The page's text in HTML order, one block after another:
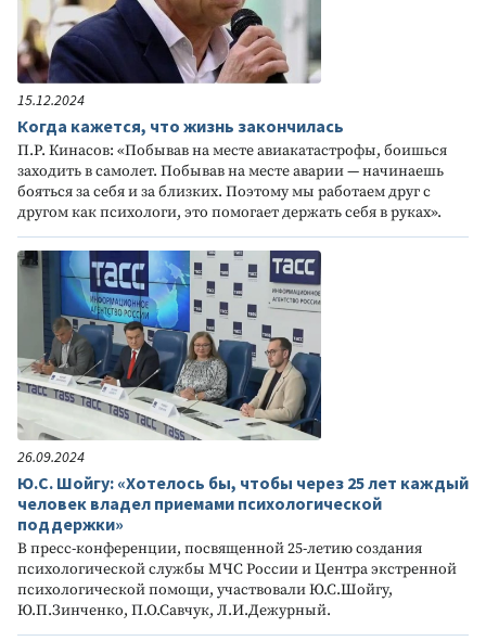
15.12.2024
Когда кажется, что жизнь закончилась
П.Р. Кинасов: «Побывав на месте авиакатастрофы, боишься
заходить в самолет. Побывав на месте аварии — начинаешь
бояться за себя и за близких. Поэтому мы работаем друг с
другом как психологи, это помогает держать себя в руках».
26.09.2024
Ю.С. Шойгу: «Хотелось бы, чтобы через 25 лет каждый
человек владел приемами психологической
поддержки»
В пресс-конференции, посвященной 25-летию создания
психологической службы МЧС России и Центра экстренной
психологической помощи, участвовали Ю.С.Шойгу,
Ю.П.Зинченко, П.О.Савчук, Л.И.Дежурный.